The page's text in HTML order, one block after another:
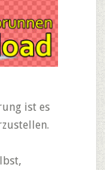
ist es